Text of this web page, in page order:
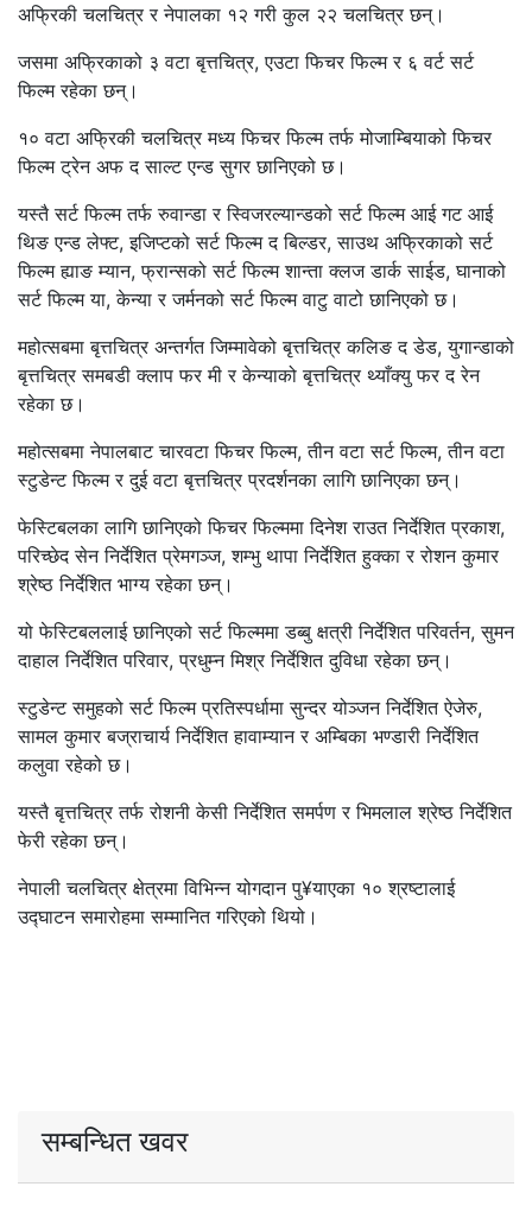
अफ्रिकी चलचित्र र नेपालका १२ गरी कुल २२ चलचित्र छन्।
जसमा अफ्रिकाको ३ वटा बृत्तचित्र, एउटा फिचर फिल्म र ६ वर्ट सर्ट
फिल्म रहेका छन्।
१० वटा अफ्रिकी चलचित्र मध्य फिचर फिल्म तर्फ मोजाम्बियाको फिचर
फिल्म ट्रेन अफ द साल्ट एन्ड सुगर छानिएको छ।
यस्तै सर्ट फिल्म तर्फ रुवान्डा र स्विजरल्यान्डको सर्ट फिल्म आई गट आई
थिङ एन्ड लेफ्ट, इजिप्टको सर्ट फिल्म द बिल्डर, साउथ अफ्रिकाको सर्ट
फिल्म ह्याङ म्यान, फ्रान्सको सर्ट फिल्म शान्ता क्लज डार्क साईड, घानाको
सर्ट फिल्म या, केन्या र जर्मनको सर्ट फिल्म वाटु वाटो छानिएको छ।
महोत्सबमा बृत्तचित्र अन्तर्गत जिम्मावेको बृत्तचित्र कलिङ द डेड, युगान्डाको
बृत्तचित्र समबडी क्लाप फर मी र केन्याको बृत्तचित्र थ्याँक्यु फर द रेन
रहेका छ।
महोत्सबमा नेपालबाट चारवटा फिचर फिल्म, तीन वटा सर्ट फिल्म, तीन वटा
स्टुडेन्ट फिल्म र दुई वटा बृत्तचित्र प्रदर्शनका लागि छानिएका छन्।
फेस्टिबलका लागि छानिएको फिचर फिल्ममा दिनेश राउत निर्देशित प्रकाश,
परिच्छेद सेन निर्देशित प्रेमगञ्ज, शम्भु थापा निर्देशित हुक्का र रोशन कुमार
श्रेष्ठ निर्देशित भाग्य रहेका छन्।
यो फेस्टिबललाई छानिएको सर्ट फिल्ममा डब्बु क्षत्री निर्देशित परिवर्तन, सुमन
दाहाल निर्देशित परिवार, प्रधुम्न मिश्र निर्देशित दुविधा रहेका छन्।
स्टुडेन्ट समुहको सर्ट फिल्म प्रतिस्पर्धामा सुन्दर योञ्जन निर्देशित ऐजेरु,
सामल कुमार बज्राचार्य निर्देशित हावाम्यान र अम्बिका भण्डारी निर्देशित
कलुवा रहेको छ।
यस्तै बृत्तचित्र तर्फ रोशनी केसी निर्देशित समर्पण र भिमलाल श्रेष्ठ निर्देशित
फेरी रहेका छन्।
नेपाली चलचित्र क्षेत्रमा विभिन्न योगदान पु¥याएका १० श्रष्टालाई
उद्घाटन समारोहमा सम्मानित गरिएको थियो।
सम्बन्धित खवर